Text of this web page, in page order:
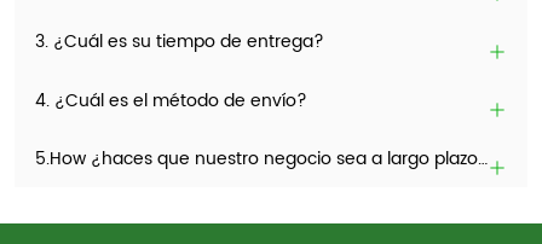
3. ¿Cuál es su tiempo de entrega?
4. ¿Cuál es el método de envío?
5.How ¿haces que nuestro negocio sea a largo plazo y una buena relación?